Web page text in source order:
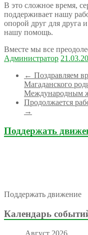
В это сложное время,
поддерживает нашу
опорой друг для друга
нашу помощь.
Вместе мы все
Администратор
← Поздравляем
Магаданского
Международным
Продолжается
→
Поддержать
Поддержать движение
Календарь
Август 2026